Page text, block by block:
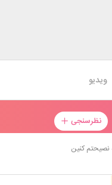
ویدیو
نظرسنجی
نصیحتم کنین